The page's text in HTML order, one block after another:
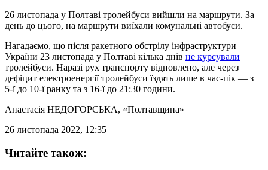
26 листопада у Полтаві тролейбуси вийшли на маршрути. За
день до цього, на маршрути виїхали комунальні автобуси.
Нагадаємо, що після ракетного обстрілу інфраструктури
України 23 листопада у Полтаві кілька днів не курсували
тролейбуси. Наразі рух транспорту відновлено, але через
дефіцит електроенергії тролейбуси їздять лише в час-пік — з
5-ї до 10-ї ранку та з 16-ї до 21:30 години.
Анастасія НЕДОГОРСЬКА, «Полтавщина»
26 листопада 2022, 12:35
Читайте також: